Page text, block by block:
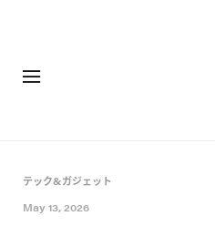
テック&ガジェット
May 13, 2026